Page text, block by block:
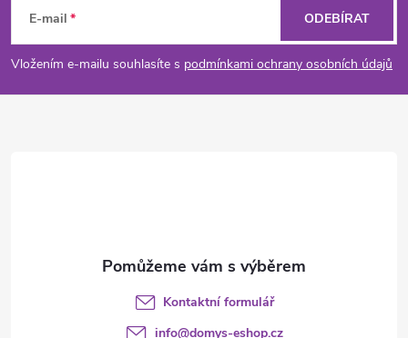
p
a
E-mail
Vložením e-mailu souhlasíte s podmínkami ochrany osobních údajů
ODEBÍRAT
Kontaktní formulář
info@domys-eshop.cz